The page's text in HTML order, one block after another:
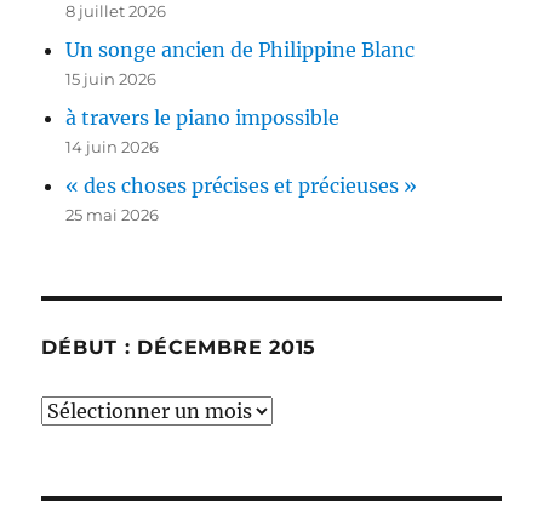
8 juillet 2026
Un songe ancien de Philippine Blanc
15 juin 2026
à travers le piano impossible
14 juin 2026
« des choses précises et précieuses »
25 mai 2026
DÉBUT : DÉCEMBRE 2015
début